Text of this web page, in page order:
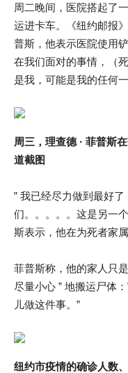
周二晚间，医院搭起了
运进卡车。《纽约邮报
普斯，他表示医院使用
在我们面对的事情，（
是我，可能是我的任何
周三，理查德 · 菲普斯
道截图
” 我已经尽力做到最好
们。。。。。这是另一
斯表示，他在为死者家
菲普斯称，他的家人只
尽量小心 ” 地搬运尸体
儿做这件事。”
纽约市疫情的确诊人数